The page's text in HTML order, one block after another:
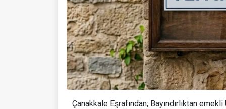
Çanakkale Eşrafından; Bayındırlıktan